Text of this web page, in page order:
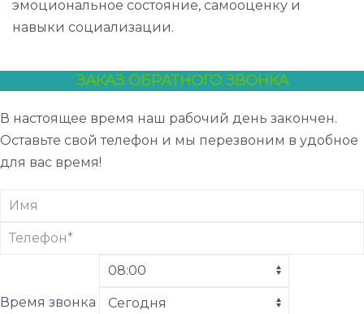
эмоциональное состояние, самооценку и
навыки социализации.
ЗАКАЗ ОБРАТНОГО ЗВОНКА
В настоящее время наш рабочий день закончен.
Оставьте свой телефон и мы перезвоним в удобное
для вас время!
Время звонка